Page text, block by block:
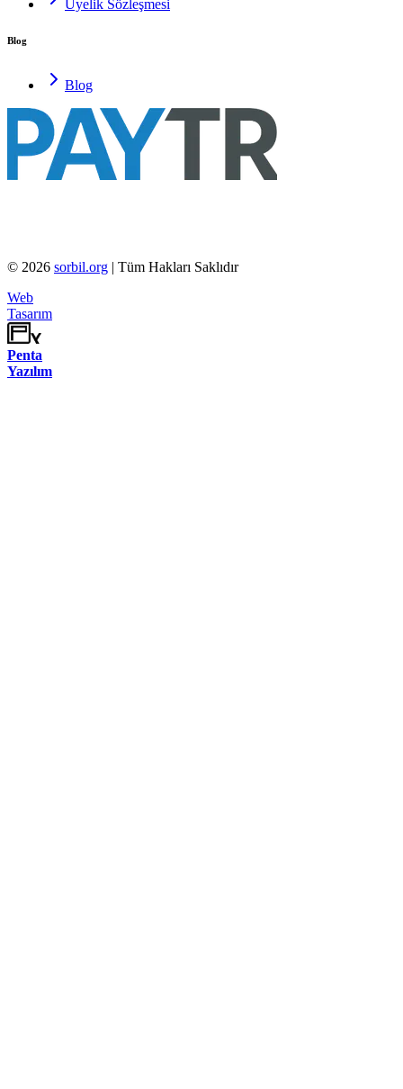
Üyelik Sözleşmesi
Blog
Blog
© 2026 sorbil.org | Tüm Hakları Saklıdır
Web
Tasarım
Penta
Yazılım